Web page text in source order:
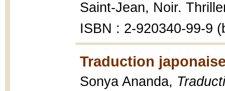
Saint-Jean, Noir.
ISBN : 2-920340-99-9
Traduction
Sonya Ananda,